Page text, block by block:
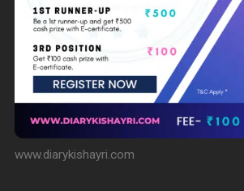
www.diarykishayri.com